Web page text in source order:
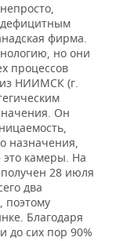
дефицитным
фирма.
но они
процессов
НИИМСК (г.
Он
назначения,
камеры. На
28 июля
два
поэтому
Благодаря
до сих пор 90%